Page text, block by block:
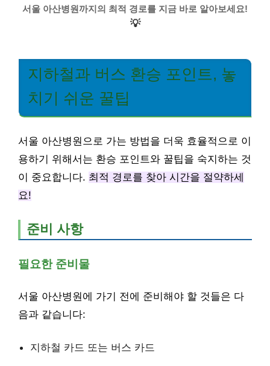
서울 아산병원까지의 최적 경로를 지금 바로 알아보세요!
💡
지하철과 버스 환승 포인트, 놓
치기 쉬운 꿀팁
서울 아산병원으로 가는 방법을 더욱 효율적으로 이
용하기 위해서는 환승 포인트와 꿀팁을 숙지하는 것
이 중요합니다. 최적 경로를 찾아 시간을 절약하세
요!
준비 사항
필요한 준비물
서울 아산병원에 가기 전에 준비해야 할 것들은 다
음과 같습니다:
지하철 카드 또는 버스 카드